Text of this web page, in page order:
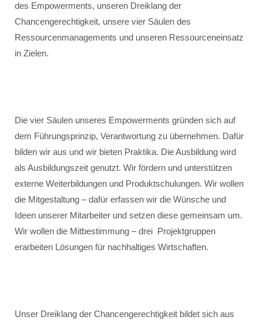
des Empowerments, unseren Dreiklang der
Chancengerechtigkeit, unsere vier Säulen des
Ressourcenmanagements und unseren Ressourceneinsatz
in Zielen.
Die vier Säulen unseres Empowerments gründen sich auf
dem Führungsprinzip, Verantwortung zu übernehmen. Dafür
bilden wir aus und wir bieten Praktika. Die Ausbildung wird
als Ausbildungszeit genutzt. Wir fördern und unterstützen
externe Weiterbildungen und Produktschulungen. Wir wollen
die Mitgestaltung – dafür erfassen wir die Wünsche und
Ideen unserer Mitarbeiter und setzen diese gemeinsam um.
Wir wollen die Mitbestimmung – drei Projektgruppen
erarbeiten Lösungen für nachhaltiges Wirtschaften.
Unser Dreiklang der Chancengerechtigkeit bildet sich aus